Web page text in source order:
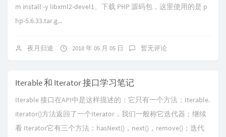
m install -y libxml2-devel1、下载 PHP 源码包，这里使用的是 p
hp-5.6.33.tar.g...
夜月归途 2018 年 05 月 05 日 暂无评论
Iterable 和 Iterator 接口学习笔记
Iterable 接口在API中是这样描述的：它只有一个方法：Iterable.
iterator()方法返回了一个Iterator，我们一般称它迭代器；继续
看 Iterator它有三个方法：hasNext()，next()，remove()；迭代